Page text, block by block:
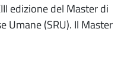
edizione del Master di
Umane (SRU). Il Master